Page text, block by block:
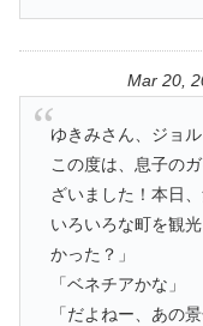
Mar 20,
ゆきみさん、ジョ
この度は、息子の
ざいました！本日
いろいろな町を観
かった？」
「ベネチアかな」
「だよねー、あの